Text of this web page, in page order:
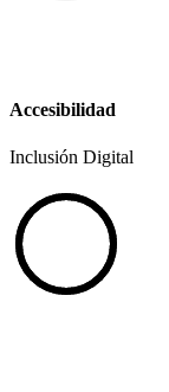
Accesibilidad
Inclusión Digital